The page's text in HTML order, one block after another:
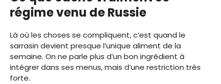
régime venu de Russie
Là où les choses se compliquent, c’est quand le
sarrasin devient presque l’unique aliment de la
semaine. On ne parle plus d’un bon ingrédient à
intégrer dans ses menus, mais d’une restriction très
forte.